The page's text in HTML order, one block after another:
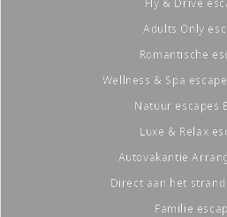
Adults Only
Romantische
Wellness & Spa
Natuur escapes
Luxe & Relax
Autovakantie
Direct aan het
Familie